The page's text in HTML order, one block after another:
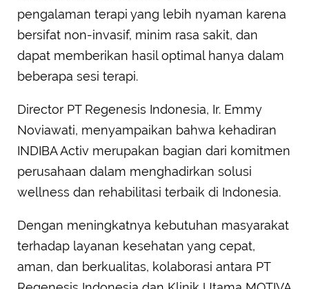
pengalaman terapi yang lebih nyaman karena
bersifat non-invasif, minim rasa sakit, dan
dapat memberikan hasil optimal hanya dalam
beberapa sesi terapi.
Director PT Regenesis Indonesia, Ir. Emmy
Noviawati, menyampaikan bahwa kehadiran
INDIBA Activ merupakan bagian dari komitmen
perusahaan dalam menghadirkan solusi
wellness dan rehabilitasi terbaik di Indonesia.
Dengan meningkatnya kebutuhan masyarakat
terhadap layanan kesehatan yang cepat,
aman, dan berkualitas, kolaborasi antara PT